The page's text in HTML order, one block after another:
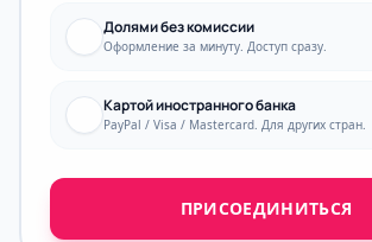
Долями без комиссии
Оформление за минуту. Доступ сразу.
Картой иностранного банка
PayPal / Visa / Mastercard. Для других стран.
ПРИСОЕДИНИТЬСЯ